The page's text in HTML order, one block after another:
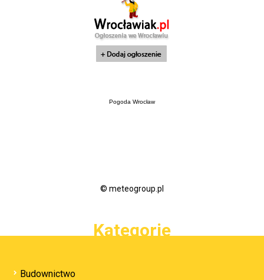
Pogoda Wrocław
© meteogroup.pl
Kategorie
Budownictwo